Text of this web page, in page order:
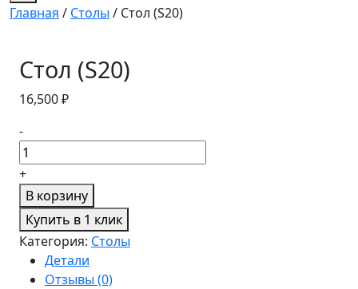
Главная / Столы / Стол (S20)
Стол (S20)
16,500₽
-
+
В корзину
Купить в 1 клик
Категория: Столы
Детали
Отзывы (0)